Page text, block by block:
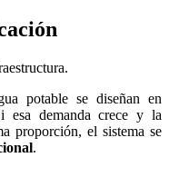
potable se diseñan en
esa demanda crece y la
proporción, el sistema se
.